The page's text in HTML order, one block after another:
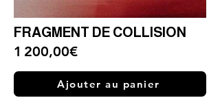
FRAGMENT DE COLLISION
1 200,00€
Ajouter au panier